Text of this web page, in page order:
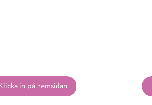
Klicka in på hemsidan